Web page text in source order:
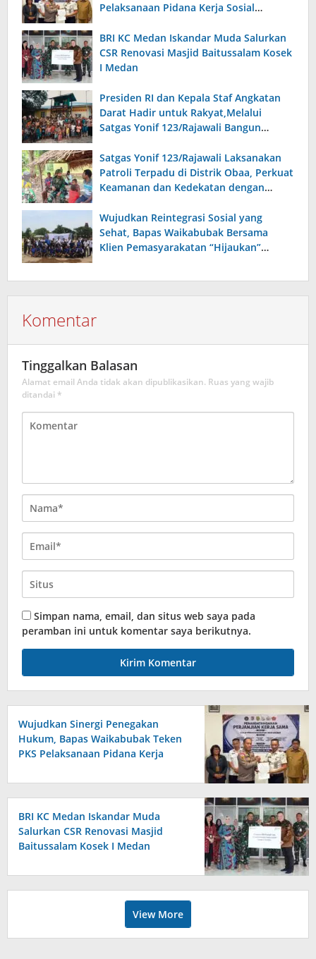
Pelaksanaan Pidana Kerja Sosial
BRI KC Medan Iskandar Muda Salurkan
CSR Renovasi Masjid Baitussalam Kosek
I Medan
Presiden RI dan Kepala Staf Angkatan
Darat Hadir untuk Rakyat,Melalui
Satgas Yonif 123/Rajawali Bangun
Satgas Yonif 123/Rajawali Laksanakan
Patroli Terpadu di Distrik Obaa, Perkuat
Keamanan dan Kedekatan dengan
Wujudkan Reintegrasi Sosial yang
Sehat, Bapas Waikabubak Bersama
Klien Pemasyarakatan “Hijaukan”
Komentar
Tinggalkan Balasan
Alamat email Anda tidak akan dipublikasikan. Ruas yang wajib
ditandai *
Simpan nama, email, dan situs web saya pada
peramban ini untuk komentar saya berikutnya.
Wujudkan Sinergi Penegakan
Hukum, Bapas Waikabubak Teken
PKS Pelaksanaan Pidana Kerja
Sumba Timur
BRI KC Medan Iskandar Muda
Salurkan CSR Renovasi Masjid
Baitussalam Kosek I Medan
View More